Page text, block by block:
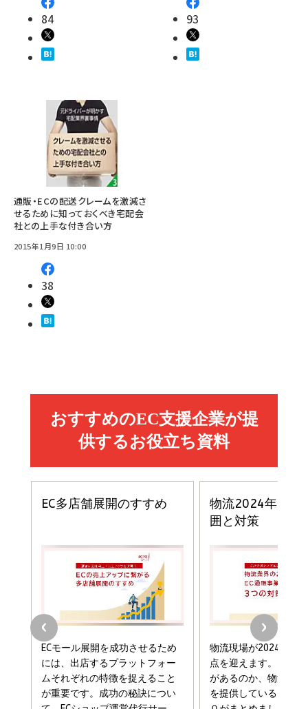
84 93
通販・ECの配送クレームを激減さ
せるために知っておくべき宅配会
社との上手な付き合い方
2015年1月9日 10:00
38